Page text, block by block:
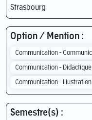
Strasbourg
Option / Mention :
Communication -
Communication -
Communication - Illustration
Semestre(s) :